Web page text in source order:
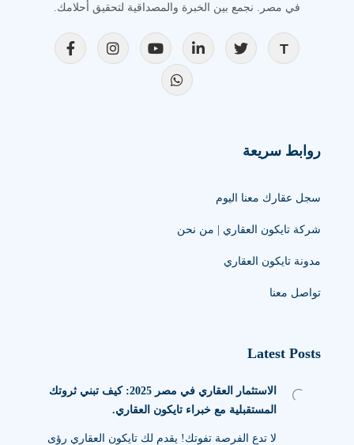
في مصر. نجمع بين الخبرة والمصداقية لتحقيق أحلامك.
روابط سريعة
سجل عقارك معنا اليوم
شركة تايكون العقاري | من نحن
مدونة تايكون العقاري
تواصل معنا
Latest Posts
الاستثمار العقاري في مصر 2025: كيف تبني ثروتك
المستقبلية مع خبراء تايكون العقاري.
لا تدع الفرصة تفوتك! يقدم لك تايكون العقاري رؤى